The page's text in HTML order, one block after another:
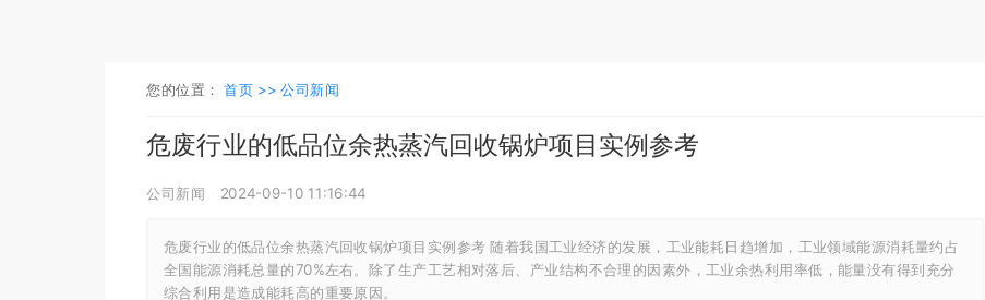
您的位置：首页 >>公司新闻
危废行业的低品位余热蒸汽回收锅炉项目实例参考
公司新闻 2024-09-10 11:16:44
危废行业的低品位余热蒸汽回收锅炉项目实例参考 随着我国工业经济的发展，工业能耗日趋增加，工业领域能源消耗量约占
全国能源消耗总量的70%左右。除了生产工艺相对落后、产业结构不合理的因素外，工业余热利用率低，能量没有得到充分
综合利用是造成能耗高的重要原因。